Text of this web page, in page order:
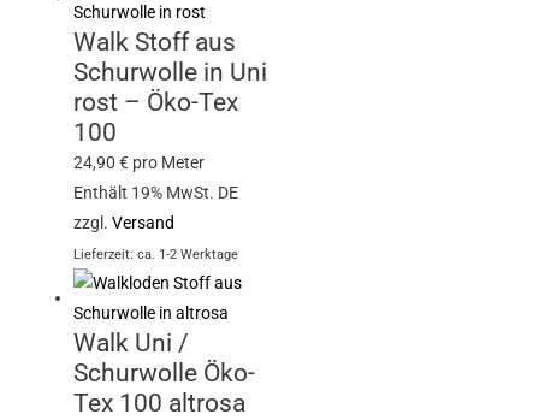
Walk Stoff aus
Schurwolle in Uni
rost – Öko-Tex
100
24,90€ pro Meter
Enthält 19% MwSt. DE
zzgl.Versand
Lieferzeit: ca. 1-2 Werktage
Walk Uni /
Schurwolle Öko-
Tex 100 altrosa